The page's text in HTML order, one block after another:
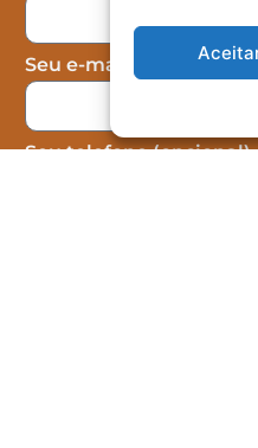
Seu e-mail
Seu telefone (opcional)